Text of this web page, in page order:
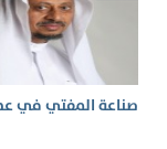
صناعة المفتي في